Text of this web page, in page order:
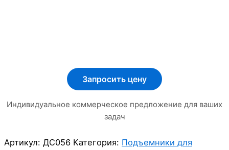
Запросить цену
Индивидуальное коммерческое предложение для ваших
задач
Артикул: ДС056 Категория: Подъемники для